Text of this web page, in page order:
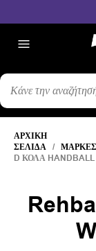
ΑΝΑΖΉΤΗΣΗ
ΠΡΟΪΌΝΤΩΝ
ΑΡΧΙΚΉ
ΣΕΛΊΔΑ / ΜΆΡΚΕΣ
D ΚΌΛΑ HANDBALL